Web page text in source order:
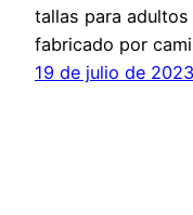
tallas para adultos
fabricado por
19 de julio de 2023